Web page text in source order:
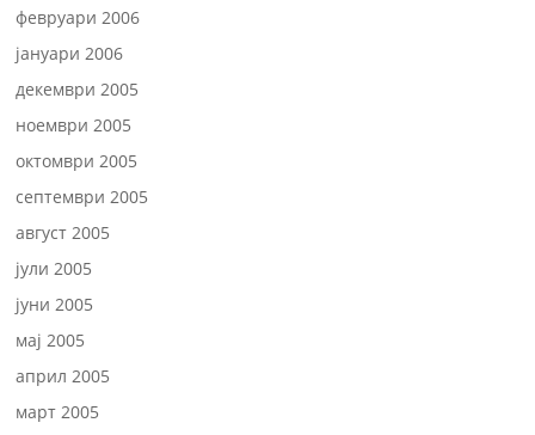
февруари 2006
јануари 2006
декември 2005
ноември 2005
октомври 2005
септември 2005
август 2005
јули 2005
јуни 2005
мај 2005
април 2005
март 2005